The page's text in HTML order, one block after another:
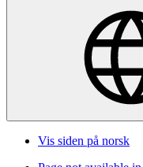
Vis siden på norsk